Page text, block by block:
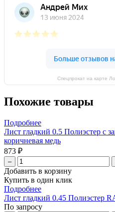
Спецпрокат на карте
Похожие товары
Подробнее
Лист гладкий 0.5 Полиэстер с
коричневая медь
873 ₽
–
Добавить в корзину
Купить в один клик
Подробнее
Лист гладкий 0.45 Полиэстер
По запросу